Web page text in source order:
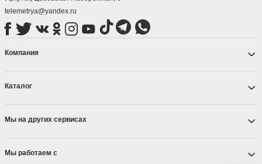
telemetrya@yandex.ru
Компания
Каталог
Мы на других сервисах
Мы работаем с